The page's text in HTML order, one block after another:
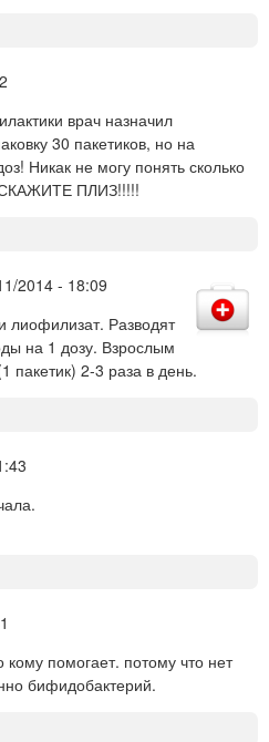
врач назначил
30 пакетиков, но на
Никак не могу понять сколько
ПЛИЗ!!!!!
2014 - 18:09
лиофилизат. Разводят
на 1 дозу. Взрослым
пакетик) 2-3 раза в день.
помогает. потому что нет
бифидобактерий.